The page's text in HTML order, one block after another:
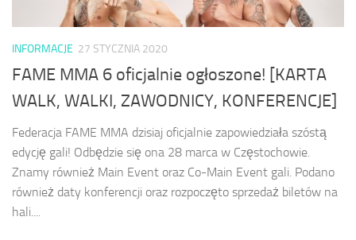
INFORMACJE 27 STYCZNIA 2020
FAME MMA 6 oficjalnie ogłoszone! [KARTA
WALK, WALKI, ZAWODNICY, KONFERENCJE]
Federacja FAME MMA dzisiaj oficjalnie zapowiedziała szóstą
edycję gali! Odbędzie się ona 28 marca w Częstochowie.
Znamy również Main Event oraz Co-Main Event gali. Podano
również daty konferencji oraz rozpoczęto sprzedaż biletów na
hali....